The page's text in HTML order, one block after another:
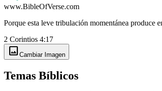
www.BibleOfVerse.com
Porque esta leve tribulación momentánea produce
2 Corintios 4:17
image Cambiar Imagen
Temas Bíblicos